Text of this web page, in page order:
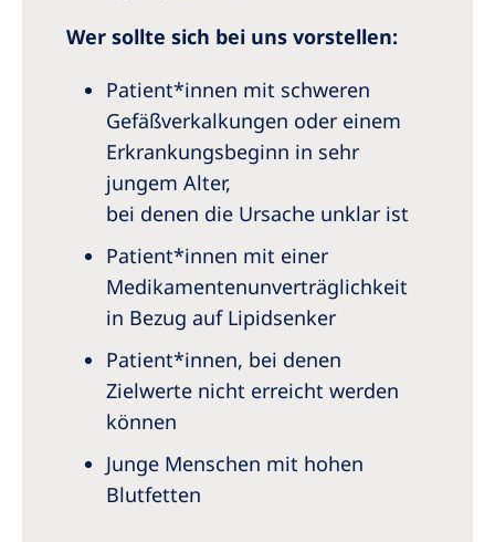
Wer sollte sich bei uns vorstellen:
Patient*innen mit schweren
Gefäßverkalkungen oder einem
Erkrankungsbeginn in sehr
jungem Alter,
bei denen die Ursache unklar ist
Patient*innen mit einer
Medikamentenunverträglichkeit
in Bezug auf Lipidsenker
Patient*innen, bei denen
Zielwerte nicht erreicht werden
können
Junge Menschen mit hohen
Blutfetten